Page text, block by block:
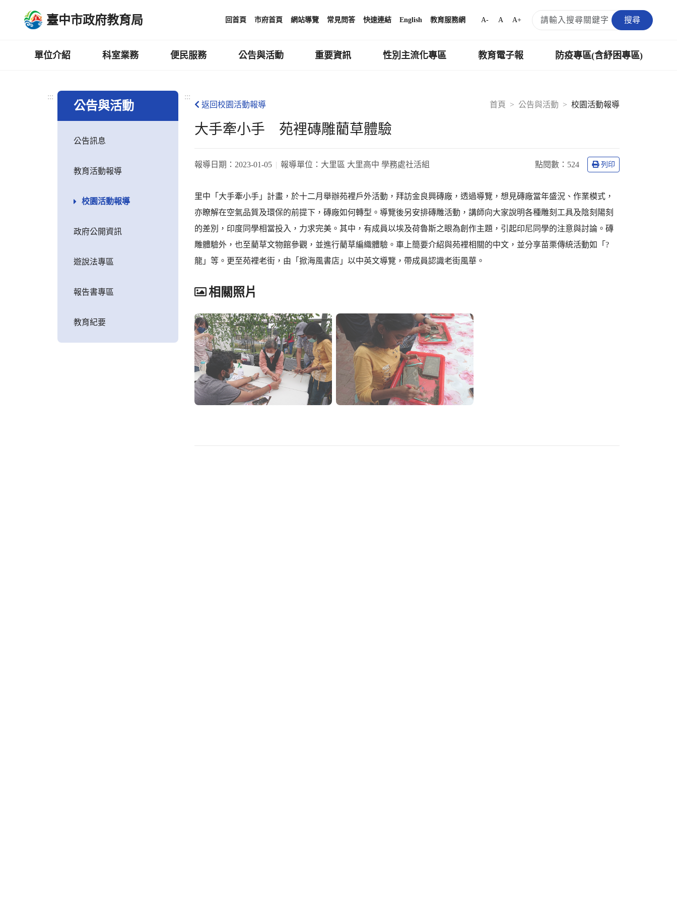
臺中市政府教育局 回首頁 市府首頁 網站導覽 常見問答 快速連結 English 教育服務網 A- A A+ 搜尋
單位介紹 科室業務 便民服務 公告與活動 重要資訊 性別主流化專區 教育電子報 防疫專區(含紓困專區)
:::
公告與活動
公告訊息
教育活動報導
校園活動報導
政府公開資訊
遊說法專區
報告書專區
教育紀要
:::
首頁
公告與活動 校園活動報導
返回校園活動報導
大手牽小手 苑裡磚雕藺草體驗
報導日期： 2023-01-05 報導單位： 大里區 大里高中 學務處社活組 點閱數： 524 列印
里中「大手牽小手」計畫，於十二月舉辦苑裡戶外活動，拜訪金良興磚廠，透過導覽，想見磚廠當年盛況、作業模式，
亦瞭解在空氣品質及環保的前提下，磚廠如何轉型。導覽後另安排磚雕活動，講師向大家說明各種雕刻工具及陰刻陽刻
的差別，印度同學相當投入，力求完美。其中，有成員以埃及荷魯斯之眼為創作主題，引起印尼同學的注意與討論。磚
雕體驗外，也至藺草文物館參觀，並進行藺草編織體驗。車上簡要介紹與苑裡相關的中文，並分享苗栗傳統活動如「?
龍」等。更至苑裡老街，由「掀海風書店」以中英文導覽，帶成員認識老街風華。
相關照片